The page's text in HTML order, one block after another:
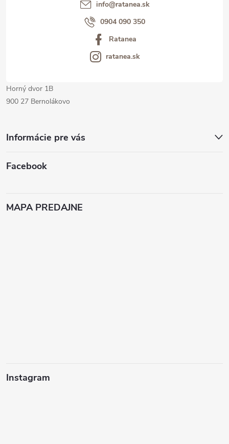
Informácie pre vás
Facebook
info@ratanea.sk
0904 090 350
Ratanea
ratanea.sk
Horný dvor 1B
900 27 Bernolákovo
MAPA PREDAJNE
Instagram